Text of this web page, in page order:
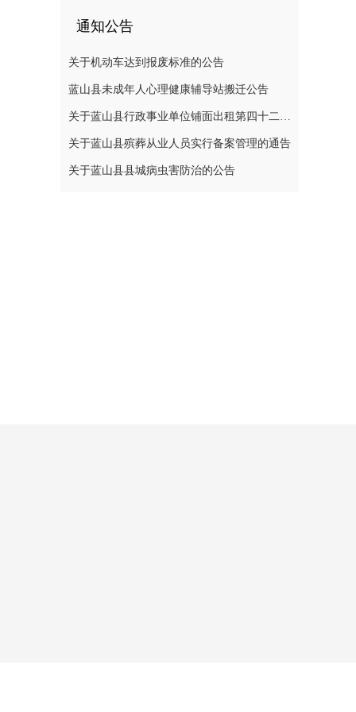
通知公告
关于机动车达到报废标准的公告
蓝山县未成年人心理健康辅导站搬迁公告
关于蓝山县行政事业单位铺面出租第四十二次公开招标中标结果的公示
关于蓝山县殡葬从业人员实行备案管理的通告
关于蓝山县县城病虫害防治的公告